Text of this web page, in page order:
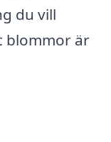
du vill
blommor är